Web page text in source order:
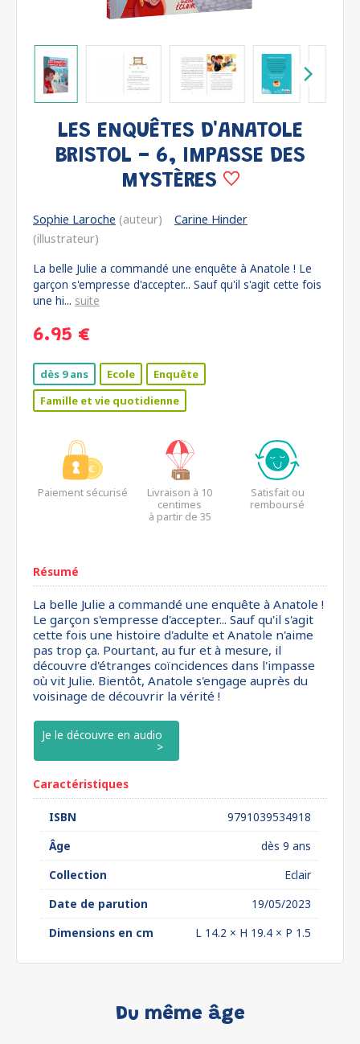
LES ENQUÊTES D'ANATOLE
BRISTOL - 6, IMPASSE DES
MYSTÈRES
Sophie Laroche (auteur)
Carine Hinder
(illustrateur)
La belle Julie a commandé une enquête à Anatole ! Le
garçon s'empresse d'accepter... Sauf qu'il s'agit cette fois
une hi... suite
6.95 €
dès 9 ans Ecole
Enquête
Famille et vie quotidienne
Paiement sécurisé
Livraison à 10
centimes
à partir de 35
Satisfait ou
remboursé
Résumé
La belle Julie a commandé une enquête à Anatole !
Le garçon s'empresse d'accepter... Sauf qu'il s'agit
cette fois une histoire d'adulte et Anatole n'aime
pas trop ça. Pourtant, au fur et à mesure, il
découvre d'étranges coïncidences dans l'impasse
où vit Julie. Bientôt, Anatole s'engage auprès du
voisinage de découvrir la vérité !
Je le découvre en audio
Caractéristiques
ISBN
9791039534918
Âge
dès 9 ans
Collection
Eclair
Date de parution
19/05/2023
Dimensions en cm
L 14.2 × H 19.4 × P 1.5
Du même âge